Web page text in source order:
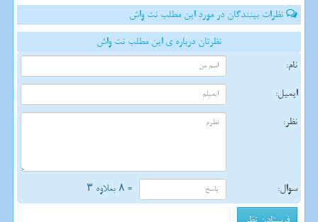
نظرات بینندگان در مورد این مطلب نت واش
نظرتان درباره ی این مطلب نت واش
نام:
ایمیل:
نظر:
سوال: = ۸ بعلاوه ۳